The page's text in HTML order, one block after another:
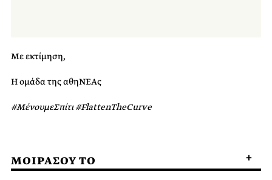
Με εκτίμηση,
Η ομάδα της αθηΝΕΑς
#ΜένουμεΣπίτι #FlattenTheCurve
ΜΟΙΡΑΣΟΥ ΤΟ